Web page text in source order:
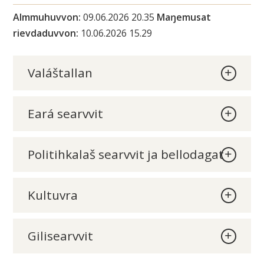
i
n
o
Almmuhuvvon 09.06.2026 20.35 Maŋemusat
rievdaduvvon 10.06.2026 15.29
Valáštallan
Eará searvvit
Politihkalaš searvvit ja bellodagat
Kultuvra
Gilisearvvit